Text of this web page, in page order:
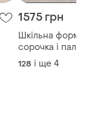
1575 грн
Шкільна форма,
сорочка і
вишиванка
блуза
128 і ще 4